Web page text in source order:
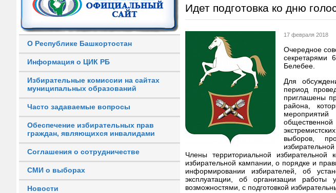
О Республике Башкортостан
Информация о ЦИК РБ
Избирательные комиссии на сайтах
муниципальных образований
Часто задаваемые вопросы
Обеспечение избирательных прав
граждан, являющихся инвалидами
Соглашения о сотрудничестве
СМИ о выборах
Новости
Идет подготовка ко дню
17 февраля 2018
Очередное
секретарями
Белебее.
Для
период
приглашены
района,
выборов,
Члены территориальной избирательной
избирательной кампании, о порядке и
информировании избирателей, об
эксплуатации, об организации работы
возможностями, с подготовкой